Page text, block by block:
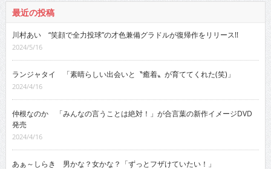
最近の投稿
川村あい “笑顔で全力投球”の才色兼備グラドルが復帰作をリリース!!
2024/5/16
ランジャタイ 「素晴らしい出会いと〝癒着〟が育ててくれた(笑)」
2024/4/16
仲根なのか 「みんなの言うことは絶対！」が合言葉の新作イメージDVD
発売
2024/4/16
あぁ～しらき 男かな？女かな？「ずっとフザけていたい！」